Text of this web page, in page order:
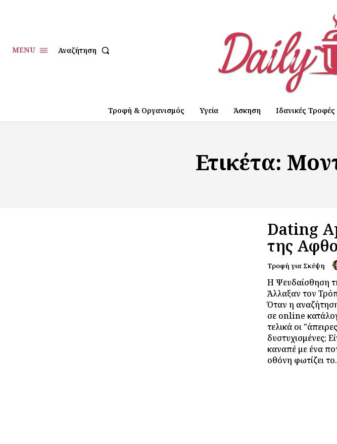
MENU Αναζήτηση
Τροφή & Οργανισμός Υγεία Άσκηση Ιδανικές Τροφές
Ετικέτα:
Dating
της
Τροφή για Σκέψη
Η Ψευδαίσθηση
Άλλαξαν τον
Όταν η
σε online
τελικά οι
δυστυχισμένες;
καναπέ με ένα
οθόνη φωτίζει